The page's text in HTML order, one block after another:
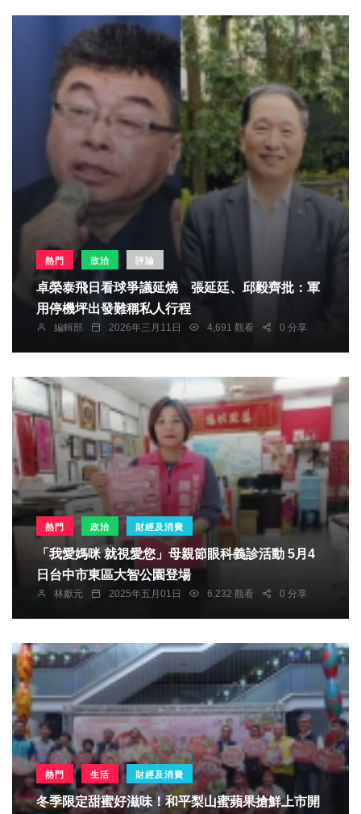
熱門 政治 評論
卓榮泰飛日看球爭議延燒 張延廷、邱毅齊批：軍
用停機坪出發難稱私人行程
編輯部 2026年三月11日 4,691 觀看 0 分享
熱門 政治 財經及消費
「我愛媽咪 就視愛您」母親節眼科義診活動 5月4
日台中市東區大智公園登場
林獻元 2025年五月01日 6,232 觀看 0 分享
熱門 生活 財經及消費
冬季限定甜蜜好滋味！和平梨山蜜蘋果搶鮮上市開